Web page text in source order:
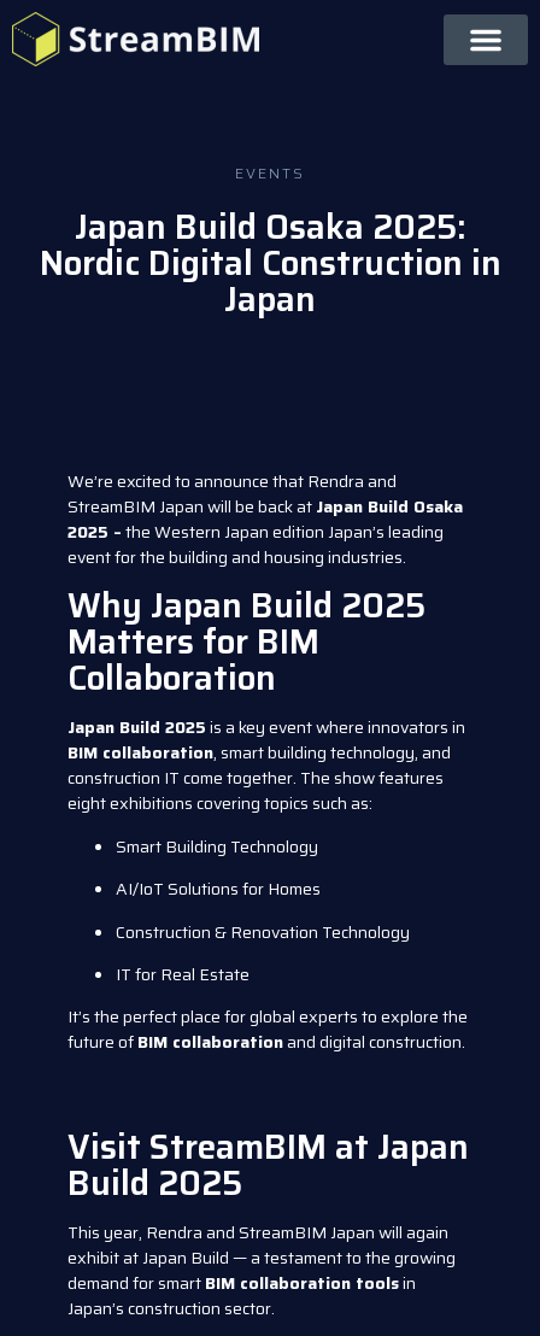
EVENTS
Japan Build Osaka 2025:
Nordic Digital Construction in
Japan
We’re excited to announce that Rendra and
StreamBIM Japan will be back atJapan Build Osaka
2025 –the Western Japan edition Japan’s leading
event for the building and housing industries.
Why Japan Build 2025
Matters for BIM
Collaboration
Japan Build 2025is a key event where innovators in
BIM collaboration, smart building technology, and
construction IT come together. The show features
eight exhibitions covering topics such as:
Smart Building Technology
AI/IoT Solutions for Homes
Construction & Renovation Technology
IT for Real Estate
It’s the perfect place for global experts to explore the
future ofBIM collaborationand digital construction.
Visit StreamBIM at Japan
Build 2025
This year, Rendra and StreamBIM Japan will again
exhibit at Japan Build — a testament to the growing
demand for smartBIM collaboration toolsin
Japan’s construction sector.